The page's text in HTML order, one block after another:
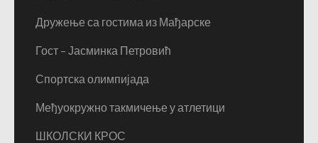
Дружење са гостима из Мађарске
Гост – Јасминка Петровић
Спортска олимпијада
Међуокружно такмичење у атлетици
ШКОЛСКИ КРОС